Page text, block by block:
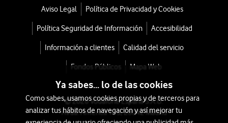
Aviso Legal Política de Privacidad y Cookies
Política Seguridad de Información Accesibilidad
Información a clientes Calidad del servicio
Fondos Públicos Mapa Web
© 2026 Vodafone España S.A.U.
Avda. América 115, 28042 Madrid
Ya sabes... lo de las cookies
Como sabes, usamos cookies propias y de terceros para
analizar tus hábitos de navegación y así mejorar tu